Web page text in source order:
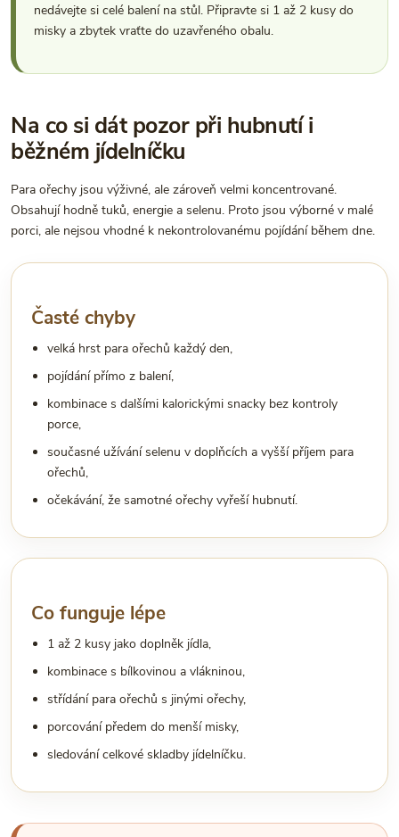
nedávejte si celé balení na stůl. Připravte si 1 až 2 kusy do
misky a zbytek vraťte do uzavřeného obalu.
Na co si dát pozor při hubnutí i
běžném jídelníčku
Para ořechy jsou výživné, ale zároveň velmi koncentrované.
Obsahují hodně tuků, energie a selenu. Proto jsou výborné v malé
porci, ale nejsou vhodné k nekontrolovanému pojídání během dne.
Časté chyby
velká hrst para ořechů každý den,
pojídání přímo z balení,
kombinace s dalšími kalorickými snacky bez kontroly
porce,
současné užívání selenu v doplňcích a vyšší příjem para
ořechů,
očekávání, že samotné ořechy vyřeší hubnutí.
Co funguje lépe
1 až 2 kusy jako doplněk jídla,
kombinace s bílkovinou a vlákninou,
střídání para ořechů s jinými ořechy,
porcování předem do menší misky,
sledování celkové skladby jídelníčku.